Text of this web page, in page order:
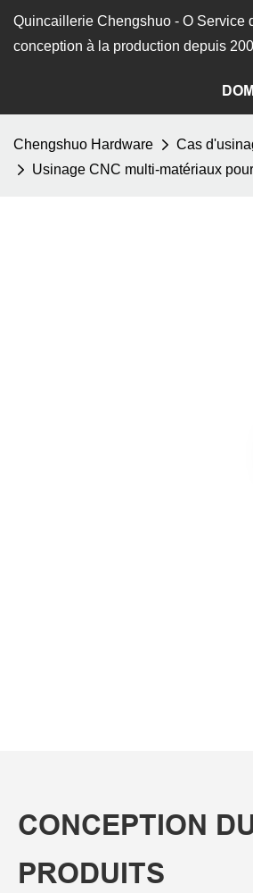
Quincaillerie Chengshuo - O Service
conception à la production depuis
Chengshuo Hardware Cas
Usinage CNC multi-matériaux
CONCEPTION
PRODUITS